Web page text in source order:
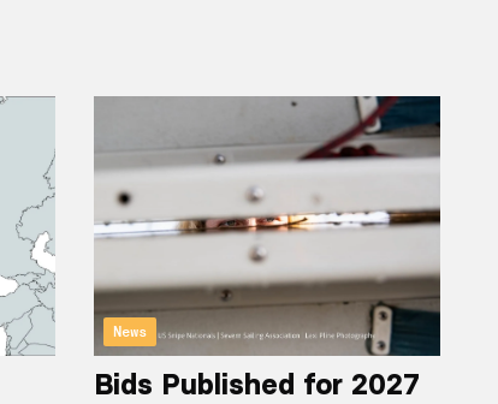
News
Bids Published for 2027